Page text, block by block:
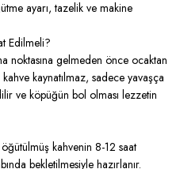
ayarı, tazelik ve makine
Edilmeli?
noktasına gelmeden önce ocaktan
kaynatılmaz, sadece yavaşça
ve köpüğün bol olması lezzetin
kahvenin 8-12 saat
bekletilmesiyle hazırlanır.